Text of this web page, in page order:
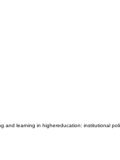
and learning in highereducation: institutional